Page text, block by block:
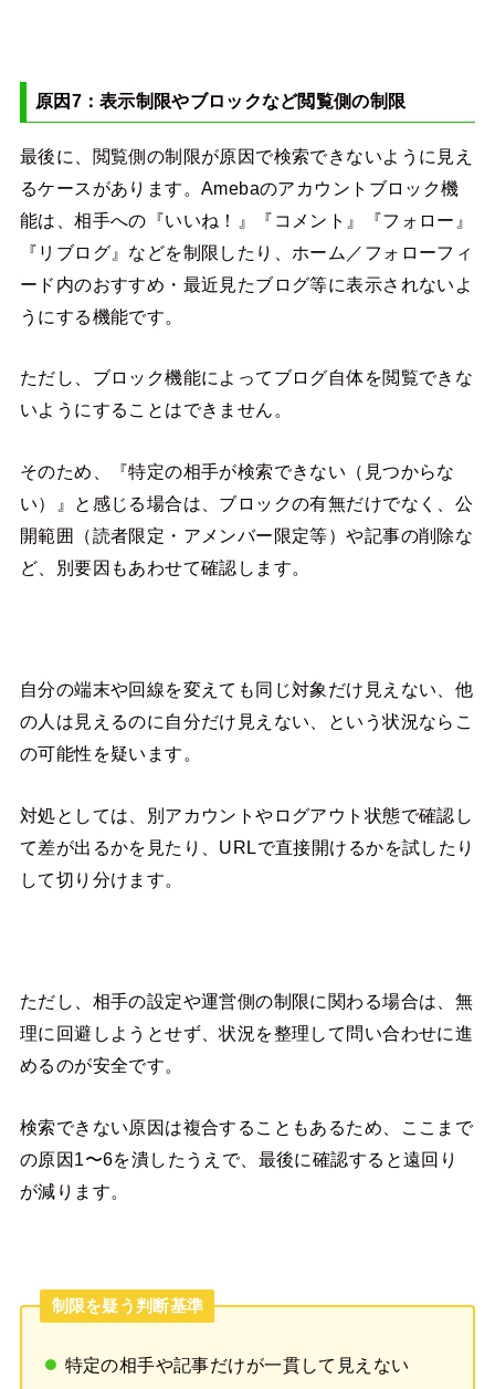
原因7：表示制限やブロックなど閲覧側の制限
最後に、閲覧側の制限が原因で検索できないように見え
るケースがあります。Amebaのアカウントブロック機
能は、相手への『いいね！』『コメント』『フォロー』
『リブログ』などを制限したり、ホーム／フォローフィ
ード内のおすすめ・最近見たブログ等に表示されないよ
うにする機能です。
ただし、ブロック機能によってブログ自体を閲覧できな
いようにすることはできません。
そのため、『特定の相手が検索できない（見つからな
い）』と感じる場合は、ブロックの有無だけでなく、公
開範囲（読者限定・アメンバー限定等）や記事の削除な
ど、別要因もあわせて確認します。
自分の端末や回線を変えても同じ対象だけ見えない、他
の人は見えるのに自分だけ見えない、という状況ならこ
の可能性を疑います。
対処としては、別アカウントやログアウト状態で確認し
て差が出るかを見たり、URLで直接開けるかを試したり
して切り分けます。
ただし、相手の設定や運営側の制限に関わる場合は、無
理に回避しようとせず、状況を整理して問い合わせに進
めるのが安全です。
検索できない原因は複合することもあるため、ここまで
の原因1〜6を潰したうえで、最後に確認すると遠回り
が減ります。
制限を疑う判断基準
特定の相手や記事だけが一貫して見えない